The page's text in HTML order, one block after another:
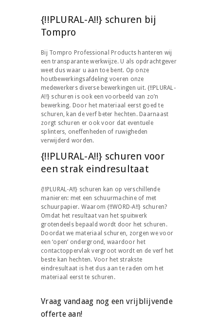
{!!PLURAL-A!!} schuren bij
Tompro
Bij Tompro Professional Products hanteren wij
een transparante werkwijze. U als opdrachtgever
weet dus waar u aan toe bent. Op onze
houtbewerkingsafdeling voeren onze
medewerkers diverse bewerkingen uit. {!!PLURAL-
A!!} schuren is ook een voorbeeld van zo’n
bewerking. Door het materiaal eerst goed te
schuren, kan de verf beter hechten. Daarnaast
zorgt schuren er ook voor dat eventuele
splinters, oneffenheden of ruwigheden
verwijderd worden.
{!!PLURAL-A!!} schuren voor
een strak eindresultaat
{!!PLURAL-A!!} schuren kan op verschillende
manieren: met een schuurmachine of met
schuurpapier. Waarom {!!WORD-A!!} schuren?
Omdat het resultaat van het spuitwerk
grotendeels bepaald wordt door het schuren.
Doordat we materiaal schuren, zorgen we voor
een ‘open’ ondergrond, waardoor het
contactoppervlak vergroot wordt en de verf het
beste kan hechten. Voor het strakste
eindresultaat is het dus aan te raden om het
materiaal eerst te schuren.
Vraag vandaag nog een vrijblijvende
offerte aan!